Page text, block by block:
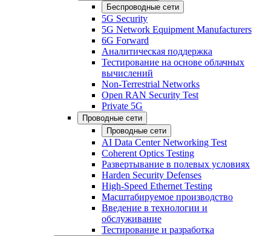
Беспроводные сети
5G Security
5G Network Equipment Manufacturers
6G Forward
Аналитическая поддержка
Тестирование на основе облачных
вычислений
Non-Terrestrial Networks
Open RAN Security Test
Private 5G
Проводные сети
Проводные сети
AI Data Center Networking Test
Coherent Optics Testing
Развертывание в полевых условиях
Harden Security Defenses
High-Speed Ethernet Testing
Масштабируемое производство
Введение в технологии и
обслуживание
Тестирование и разработка